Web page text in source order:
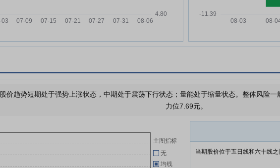
料
关于2026年第一季度业绩说明会
大连热电:大连热电股份有限公司
第十一届董事会第十六次会议决议
大连热电:大连热电股份有限公司
会的通知
股价趋势短期处于强势上涨状态，中期处于震荡下行状态；量能处于缩量状态。整体风险
力位7.69元。
当期股价位于五日线和六十线
主图指标
无
均线